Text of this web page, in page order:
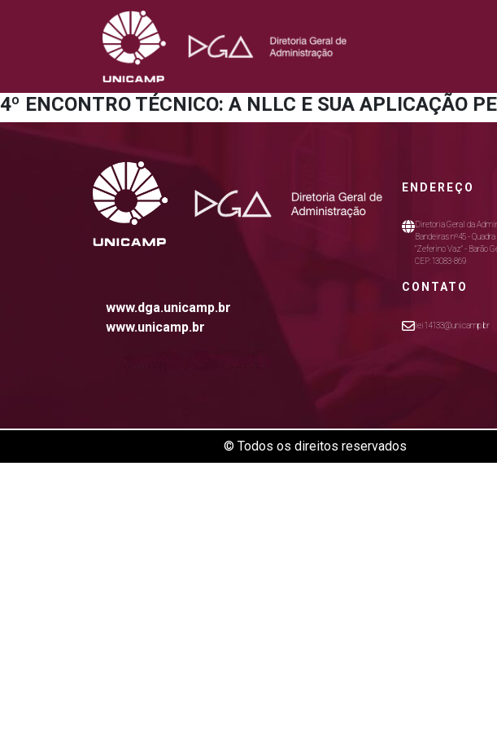
4º ENCONTRO TÉCNICO: A NLLC E SUA APLICAÇÃO
www.dga.unicamp.br
www.unicamp.br
ENDEREÇO
Diretoria Geral da
Bandeiras nº45 -
"Zeferino Vaz" - Barão
CEP:13083-869
CONTATO
lei14133@unicamp.br
© Todos os direitos reservados